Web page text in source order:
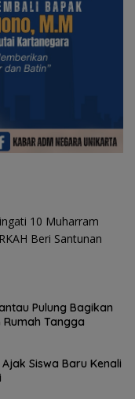
10 Muharram
Beri Santunan
Pulung Bagikan
Tangga
Siswa Baru Kenali